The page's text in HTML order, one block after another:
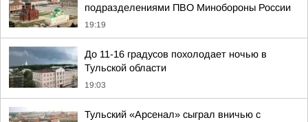
подразделениями ПВО Минобороны России
19:19
До 11-16 градусов похолодает ночью в
Тульской области
19:03
Тульский «Арсенал» сыграл вничью с